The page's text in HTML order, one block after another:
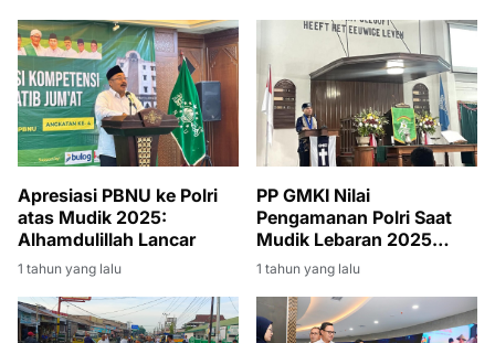
Apresiasi PBNU ke Polri
atas Mudik 2025:
Alhamdulillah Lancar
1 tahun yang lalu
PP GMKI Nilai
Pengamanan Polri Saat
Mudik Lebaran 2025
Berjalan Optimal
1 tahun yang lalu